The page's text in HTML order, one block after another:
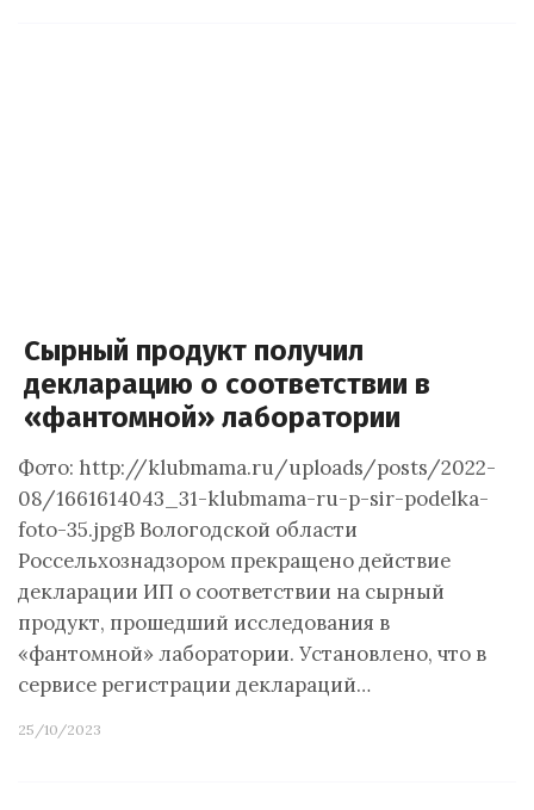
Сырный продукт получил
декларацию о соответствии в
«фантомной» лаборатории
Фото: http://klubmama.ru/uploads/posts/2022-
08/1661614043_31-klubmama-ru-p-sir-podelka-
foto-35.jpgВ Вологодской области
Россельхознадзором прекращено действие
декларации ИП о соответствии на сырный
продукт, прошедший исследования в
«фантомной» лаборатории. Установлено, что в
сервисе регистрации деклараций…
25/10/2023